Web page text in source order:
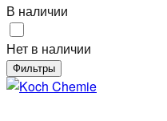
В наличии
Нет в наличии
Фильтры